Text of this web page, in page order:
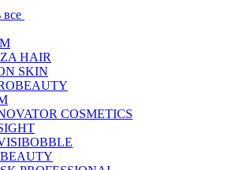
все
HAIR
SKIN
COSMETICS